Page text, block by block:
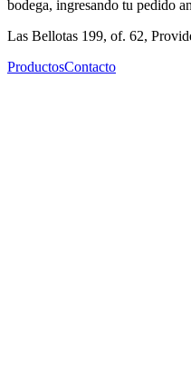
bodega, ingresando tu pedido
Las Bellotas 199, of. 62,
ProductosContacto